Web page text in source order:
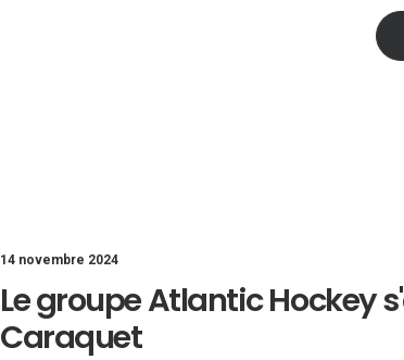
14 novembre 2024
Le groupe Atlantic Hockey
Caraquet